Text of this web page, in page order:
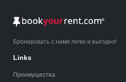
Бронировать с нами легко и выгодно!
Links
Преимущества